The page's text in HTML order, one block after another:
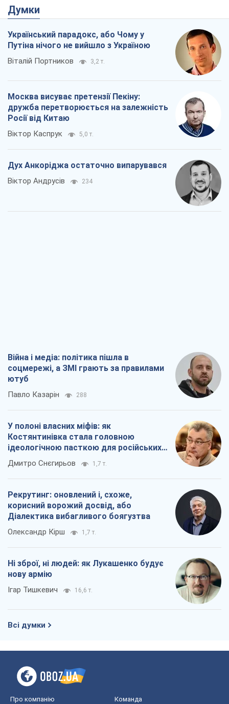
Думки
Український парадокс, або Чому у
Путіна нічого не вийшло з Україною
Віталій Портников 3,2 т.
Москва висуває претензії Пекіну:
дружба перетворюється на залежність
Росії від Китаю
Віктор Каспрук 5,0 т.
Дух Анкоріджа остаточно випарувався
Віктор Андрусів 234
Війна і медіа: політика пішла в
соцмережі, а ЗМІ грають за правилами
ютуб
Павло Казарін 288
У полоні власних міфів: як
Костянтинівка стала головною
ідеологічною пасткою для російських
окупантів
Дмитро Снєгирьов 1,7 т.
Рекрутинг: оновлений і, схоже,
корисний ворожий досвід, або
Діалектика вибагливого боягузтва
Олександр Кірш 1,7 т.
Ні зброї, ні людей: як Лукашенко будує
нову армію
Ігар Тишкевич 16,6 т.
Всі думки
Про компанію Команда